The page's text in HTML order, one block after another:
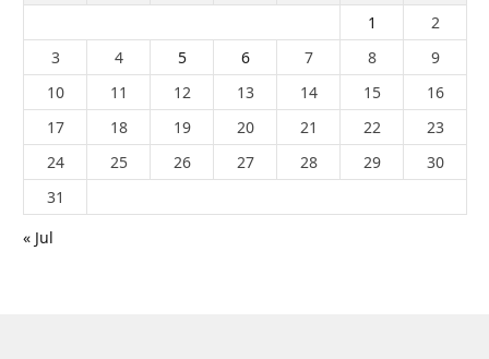
1
2
3
4 5 6 7 8
9
10
11 12 13 14 15
16
17
18 19 20 21 22
23
24
25 26 27 28 29
30
31
« Jul